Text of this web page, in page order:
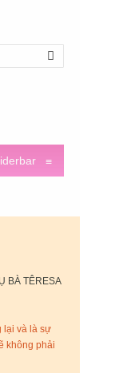
≡
BÀ TÊRESA
lại và là sự
không phải